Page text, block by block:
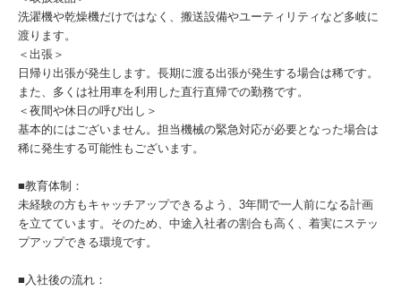
洗濯機や乾燥機だけではなく、搬送設備やユーティリティなど多岐に
渡ります。
＜出張＞
日帰り出張が発生します。長期に渡る出張が発生する場合は稀です。
また、多くは社用車を利用した直行直帰での勤務です。
＜夜間や休日の呼び出し＞
基本的にはございません。担当機械の緊急対応が必要となった場合は
稀に発生する可能性もございます。
■教育体制：
未経験の方もキャッチアップできるよう、3年間で一人前になる計画
を立てています。そのため、中途入社者の割合も高く、着実にステッ
プアップできる環境です。
■入社後の流れ：